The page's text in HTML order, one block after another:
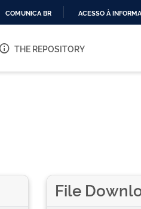
O
COMUNICA BR ACESSO À
THE REPOSITORY
File